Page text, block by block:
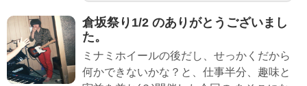
倉坂祭り1/2 のありがとうございまし
た。
ミナミホイールの後だし、せっかくだから
何かできないかな？と、仕事半分、趣味と